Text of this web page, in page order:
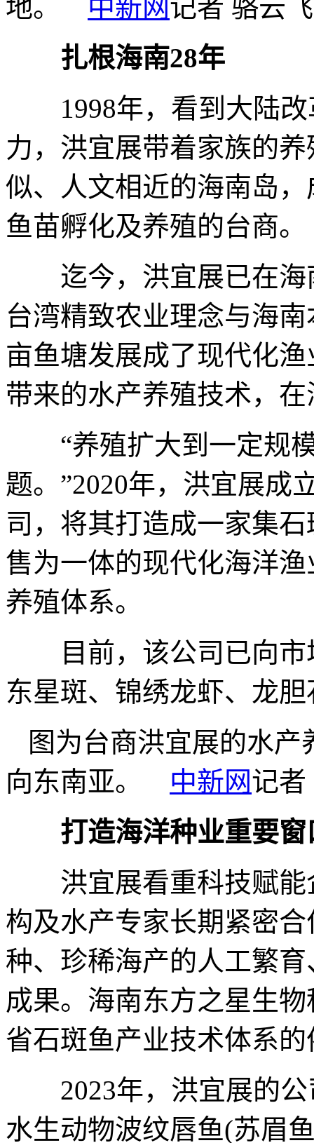
地。 中新网 记者 骆云
扎根海南28年
1998年，看到大陆改
力，洪宜展带着家族的
似、人文相近的海南岛
鱼苗孵化及养殖的台商。
迄今，洪宜展已在海
台湾精致农业理念与海
亩鱼塘发展成了现代化
带来的水产养殖技术，
“养殖扩大到一定规模
题。”2020年，洪宜展成
司，将其打造成一家集
售为一体的现代化海洋
养殖体系。
目前，该公司已向市
东星斑、锦绣龙虾、龙
图为台商洪宜展的水产
向东南亚。 中新网记者
打造海洋种业重要窗
洪宜展看重科技赋能
构及水产专家长期紧密
种、珍稀海产的人工繁
成果。海南东方之星生
省石斑鱼产业技术体系
2023年，洪宜展的公
水生动物波纹唇鱼(苏眉